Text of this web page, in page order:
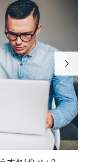
